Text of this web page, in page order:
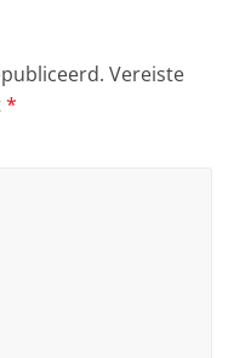
Vereiste
*